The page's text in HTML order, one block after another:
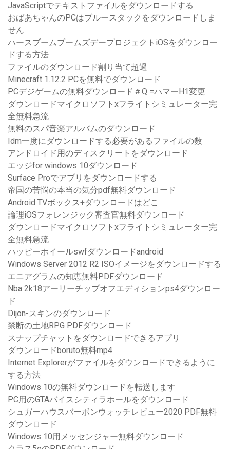
JavaScriptでテキストファイルをダウンロードする
おばあちゃんのPCはブルースタックをダウンロードしま
せん
ハースブームブームズデープロジェクトiOSをダウンロー
ドする方法
ファイルのダウンロード割り当て超過
Minecraft 1.12.2 PCを無料でダウンロード
PCデジゲームの無料ダウンロード＃Q =ハマーH1変更
ダウンロードマイクロソフトxフライトシミュレーター完
全無料急流
無料のスパ音楽アルバムのダウンロード
Idm一度にダウンロードする必要があるファイルの数
アンドロイド用のディスクリートをダウンロード
エッジfor windows 10ダウンロード
Surface Proでアプリをダウンロードする
帝国の苦悩の本当の気分pdf無料ダウンロード
Android TVボックス+ダウンロードはどこ
論理iOSフォレンジック審査官無料ダウンロード
ダウンロードマイクロソフトxフライトシミュレーター完
全無料急流
ハッピーホイールswfダウンロードandroid
Windows Server 2012 R2 ISOイメージをダウンロードする
エニアグラムの知恵無料PDFダウンロード
Nba 2k18アーリーチップオフエディションps4ダウンロー
ド
Dijon-スキンのダウンロード
禁断の土地RPG PDFダウンロード
スナップチャットをダウンロードできるアプリ
ダウンロードboruto無料mp4
Internet Explorerがファイルをダウンロードできるように
する方法
Windows 10の無料ダウンロードを転送します
PC用のGTAバイスシティラホールをダウンロード
シュガーハウスバーボンウォッチレビュー2020 PDF無料
ダウンロード
Windows 10用メッセンジャー無料ダウンロード